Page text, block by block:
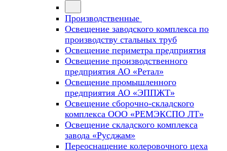
Производственные
Освещение заводского комплекса по
производству стальных труб
Освещение периметра предприятия
Освещение производственного
предприятия АО «Ретал»
Освещение промышленного
предприятия АО «ЭППЖТ»
Освещение сборочно-складского
комплекса ООО «РЕМЭКСПО ЛТ»
Освещение складского комплекса
завода «Русджам»
Переоснащение колеровочного цеха